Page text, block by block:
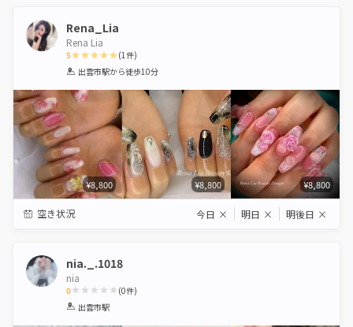
Rena_Lia
Rena Lia
5
1 2 3 4 5
(1件)
出雲市駅から徒歩10分
¥8,800 ¥8,800 ¥8,800
空き状況 今日 × 明日 × 明後日 ×
nia._.1018
nia
0
1 2 3 4 5
(0件)
出雲市駅